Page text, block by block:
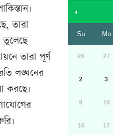
তারা
তুলেছে
তারা পূর্ণ
লঙ্ঘনের
করছে।
Su Mo
26 27
2 3
9 10
16 17